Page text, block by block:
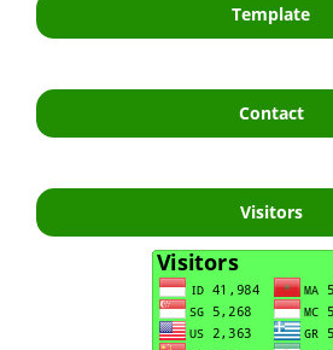
Template
Contact
Visitors